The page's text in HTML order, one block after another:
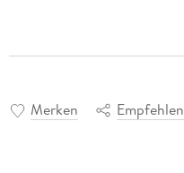
Merken Empfehlen